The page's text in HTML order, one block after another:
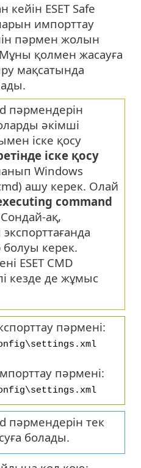
кейін ESET Safe
импорттау
пәрмен жолын
қолмен жасауға
мақсатында
пәрмендерін
әкімші
іске қосу
іске қосу
Windows
ашу керек. Олай
command
ақ,
болуы керек.
ESET CMD
кезде де жұмыс
пәрмені:
пәрмені:
пәрмендерін тек
болады.